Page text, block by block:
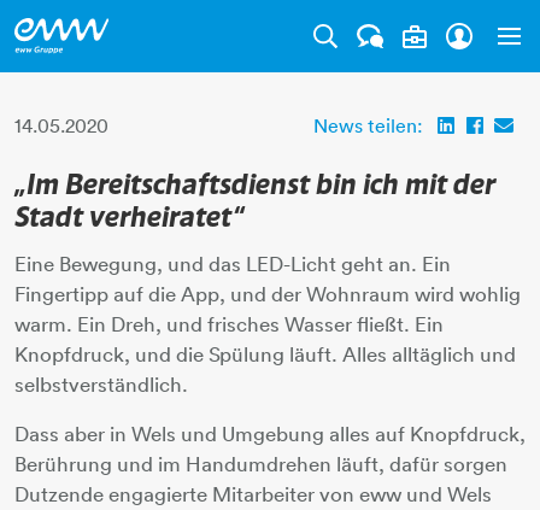
14.05.2020 News teilen:
„Im Bereitschaftsdienst bin ich mit der
Stadt verheiratet“
Eine Bewegung, und das LED-Licht geht an. Ein
Fingertipp auf die App, und der Wohnraum wird wohlig
warm. Ein Dreh, und frisches Wasser fließt. Ein
Knopfdruck, und die Spülung läuft. Alles alltäglich und
selbstverständlich.
Dass aber in Wels und Umgebung alles auf Knopfdruck,
Berührung und im Handumdrehen läuft, dafür sorgen
Dutzende engagierte Mitarbeiter von eww und Wels